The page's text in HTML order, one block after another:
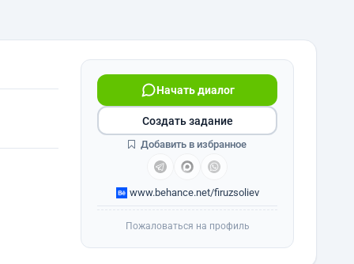
Начать диалог
www.behance.net/firuzsoliev
Создать задание
Добавить в избранное
Пожаловаться на профиль